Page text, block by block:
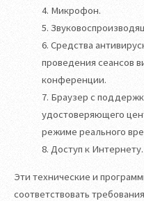
4. Микрофон.
5.
6. Средства
проведения сеансов
конференции.
7. Браузер с
удостоверяющего
режиме реального
8. Доступ к Интернету.
Эти технические и
соответствовать